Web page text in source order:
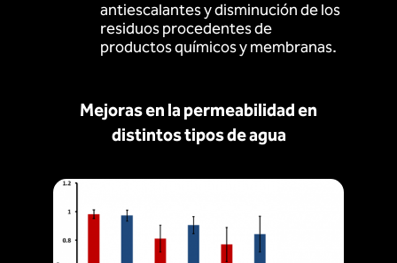
Mejoras en la permeabilidad en
distintos tipos de agua
antiescalantes y disminución de los
residuos procedentes de
productos químicos y membranas.